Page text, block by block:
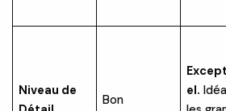
Niveau de
Bon
el.